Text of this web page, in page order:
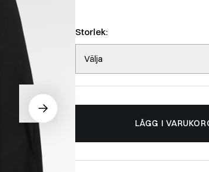
Storlek:
Välja
LÄGG I